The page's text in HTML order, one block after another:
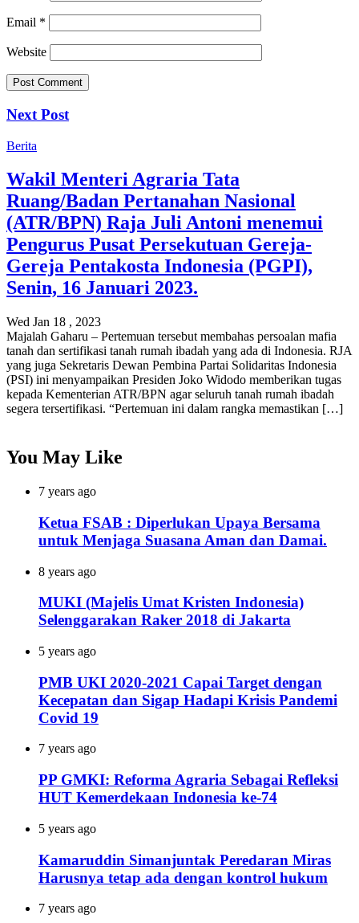
Email *
Website
Next Post
Berita
Wakil Menteri Agraria Tata
Ruang/Badan Pertanahan Nasional
(ATR/BPN) Raja Juli Antoni menemui
Pengurus Pusat Persekutuan Gereja-
Gereja Pentakosta Indonesia (PGPI),
Senin, 16 Januari 2023.
Wed Jan 18 , 2023
Majalah Gaharu – Pertemuan tersebut membahas persoalan mafia
tanah dan sertifikasi tanah rumah ibadah yang ada di Indonesia. RJA
yang juga Sekretaris Dewan Pembina Partai Solidaritas Indonesia
(PSI) ini menyampaikan Presiden Joko Widodo memberikan tugas
kepada Kementerian ATR/BPN agar seluruh tanah rumah ibadah
segera tersertifikasi. “Pertemuan ini dalam rangka memastikan […]
You May Like
7 years ago
Ketua FSAB : Diperlukan Upaya Bersama
untuk Menjaga Suasana Aman dan Damai.
8 years ago
MUKI (Majelis Umat Kristen Indonesia)
Selenggarakan Raker 2018 di Jakarta
5 years ago
PMB UKI 2020-2021 Capai Target dengan
Kecepatan dan Sigap Hadapi Krisis Pandemi
Covid 19
7 years ago
PP GMKI: Reforma Agraria Sebagai Refleksi
HUT Kemerdekaan Indonesia ke-74
5 years ago
Kamaruddin Simanjuntak Peredaran Miras
Harusnya tetap ada dengan kontrol hukum
7 years ago